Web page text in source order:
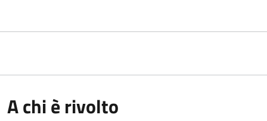
A chi è rivolto